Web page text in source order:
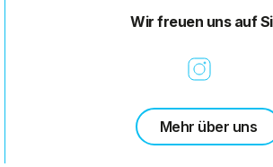
Wir freuen uns auf
Mehr über uns